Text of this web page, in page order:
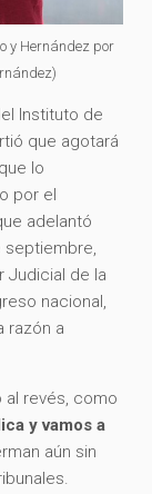
y Hernández por
Instituto de
que agotará
lo
por el
adelantó
Judicial de la
nacional,
razón a
al revés, como
y vamos a
aún sin